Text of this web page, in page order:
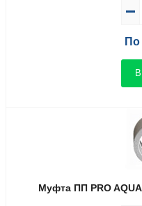
По
Муфта ПП PRO